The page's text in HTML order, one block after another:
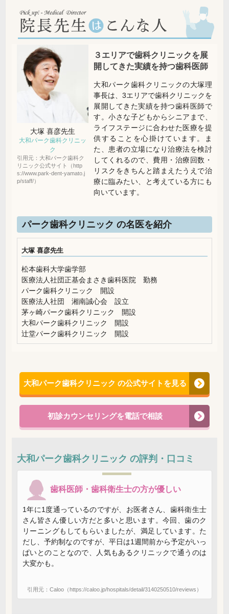
大塚 喜彦先生
大和パーク歯科クリニッ
ク
引用元：大和パーク歯科ク
リニック公式サイト（http
s://www.park-dent-yamato.j
p/staff/）
３エリアで歯科クリニックを展
開してきた実績を持つ歯科医師
大和パーク歯科クリニックの大塚理
事長は、3エリアで歯科クリニックを
展開してきた実績を持つ歯科医師で
す。小さな子どもからシニアまで、
ライフステージに合わせた医療を提
供することを心掛けています。ま
た、患者の立場になり治療法を検討
してくれるので、費用・治療回数・
リスクをきちんと踏まえたうえで治
療に臨みたい、と考えている方にも
向いています。
パーク歯科クリニック の名医を紹介
大塚 喜彦先生
松本歯科大学歯学部
医療法人社団正基会まさき歯科医院 勤務
パーク歯科クリニック 開設
医療法人社団 湘南誠心会 設立
茅ヶ崎パーク歯科クリニック 開設
大和パーク歯科クリニック 開設
辻堂パーク歯科クリニック 開設
大和パーク歯科クリニック の公式サイトを見る
初診カウンセリングを電話で相談
大和パーク歯科クリニック の評判・口コミ
歯科医師・歯科衛生士の方が優しい
1年に1度通っているのですが、お医者さん、歯科衛生士
さん皆さん優しい方だと多いと思います。今回、歯のク
リーニングもしてもらいましたが、満足しています。た
だし、予約制なのですが、平日は1週間前から予定がいっ
ぱいとのことなので、人気もあるクリニックで通うのは
大変かも。
引用元：Caloo（https://caloo.jp/hospitals/detail/3140250510/reviews）